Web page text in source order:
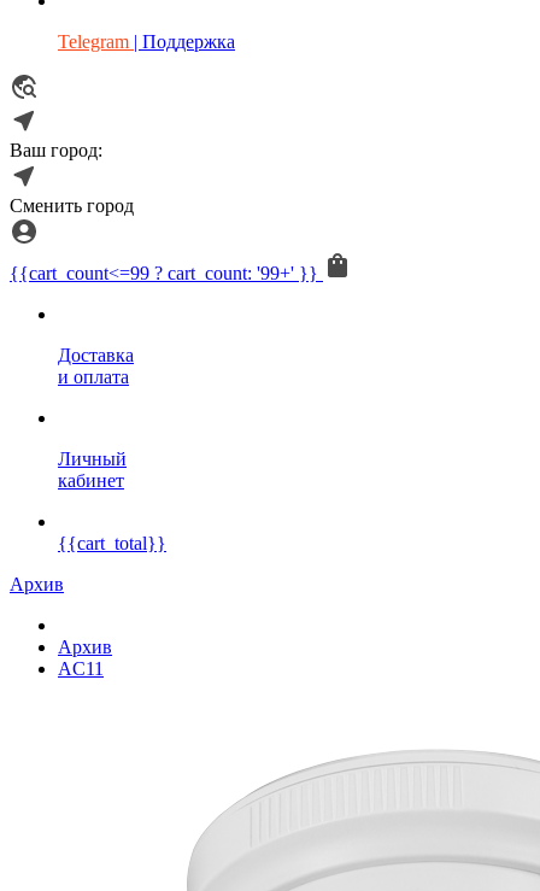
Telegram | Поддержка
Ваш город:
Сменить город
{{cart_count<=99 ? cart_count: '99+' }}
Доставка
и оплата
Личный
кабинет
{{cart_total}}
Архив
Архив
AC11